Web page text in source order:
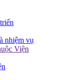
nhiệm vụ
Viện